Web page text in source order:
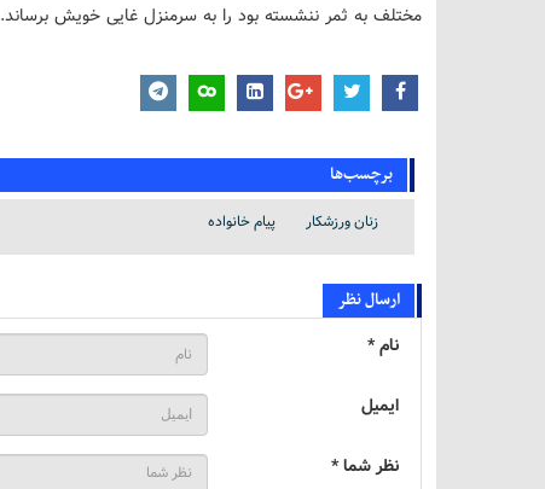
مختلف به ثمر ننشسته بود را به سرمنزل غایی خویش برساند.
برچسب‌ها
زنان ورزشکار پیام خانواده
ارسال نظر
نام *
ایمیل
نظر شما *